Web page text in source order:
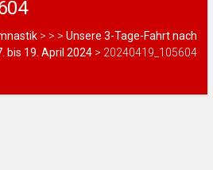
> > >Unsere 3-Tage-Fahrt nach
bis 19. April 2024 > 20240419_105604